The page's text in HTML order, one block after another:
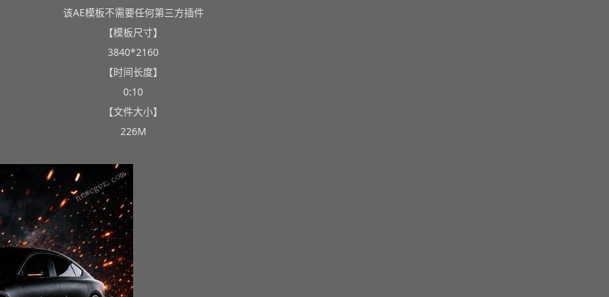
该AE模板不需要任何第三方插件
【模板尺寸】
3840*2160
【时间长度】
0:10
【文件大小】
226M